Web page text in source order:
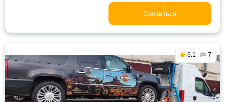
Связаться
6.1 7